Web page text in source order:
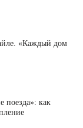
«Каждый дом
поезда»: как